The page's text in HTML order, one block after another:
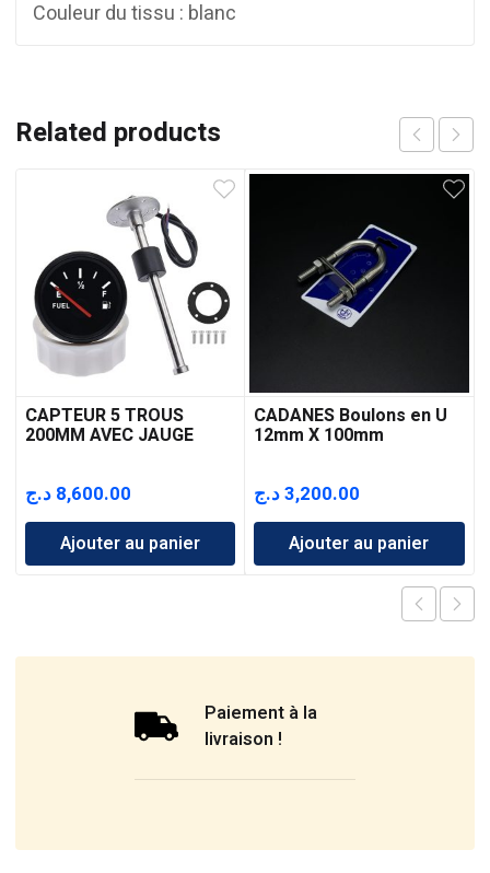
Couleur du tissu : blanc
Related products
CAPTEUR 5 TROUS
200MM AVEC JAUGE
8,600.00 د.ج
Ajouter au panier
CADANES Boulons en U
12mm X 100mm
3,200.00د.ج
Ajouter au panier
Paiement à la
livraison !